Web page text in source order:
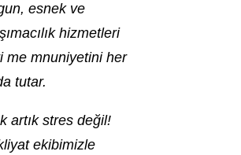
esnek ve
hizmetleri
me mnuniyetini her
tutar.
artık stres değil!
ekibimizle